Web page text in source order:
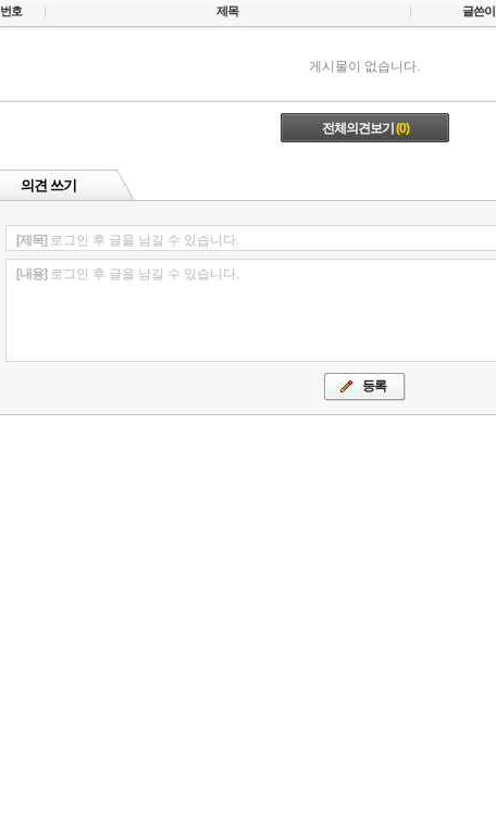
번호 제목 글쓴이
게시물이 없습니다.
전체의견보기 (0)
의견 쓰기
[제목] 로그인 후 글을 남길 수 있습니다.
[내용] 로그인 후 글을 남길 수 있습니다.